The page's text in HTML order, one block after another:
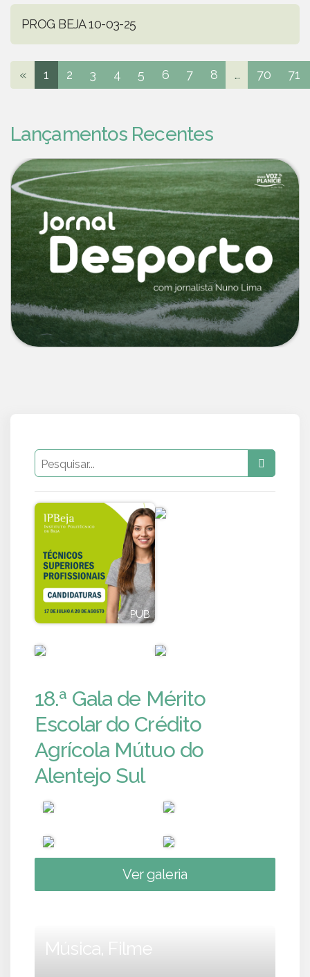
PROG BEJA 10-03-25
« 1 2 3 4 5 6 7 8 ... 70 71
Lançamentos Recentes
PUB
18.ª Gala de Mérito
Escolar do Crédito
Agrícola Mútuo do
Alentejo Sul
Ver galeria
Música, Filme